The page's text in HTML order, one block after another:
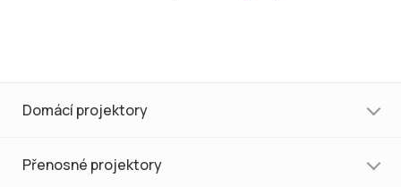
Domácí projektory
Přenosné projektory